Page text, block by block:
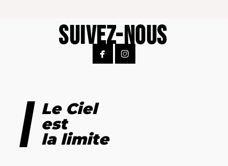
Suivez-Nous
 
Le Ciel
est
la limite